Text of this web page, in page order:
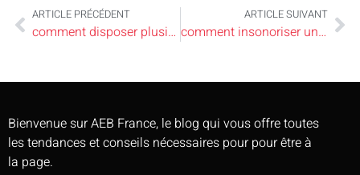
ARTICLE PRÉCÉDENT
comment disposer plusieurs cadres sur un mur ?
ARTICLE SUIVANT
comment insonoriser une pièce ?
Bienvenue sur AEB France, le blog qui vous offre toutes
les tendances et conseils nécessaires pour pour être à
la page.